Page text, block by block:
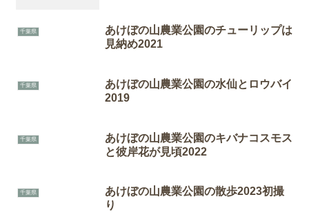
千葉県
あけぼの山農業公園のチューリップは
見納め2021
千葉県
あけぼの山農業公園の水仙とロウバイ
2019
千葉県
あけぼの山農業公園のキバナコスモス
と彼岸花が見頃2022
千葉県
あけぼの山農業公園の散歩2023初撮
り